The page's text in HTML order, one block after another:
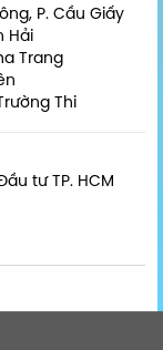
P. Cầu Giấy
Hải
Trang
Thi
tư TP. HCM